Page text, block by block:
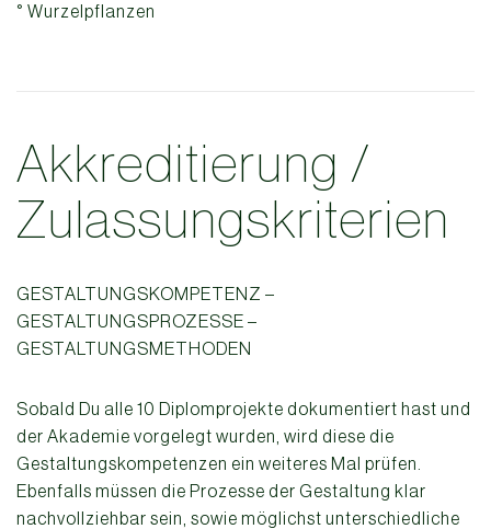
° Wurzelpflanzen
Akkreditierung /
Zulassungskriterien
GESTALTUNGSKOMPETENZ –
GESTALTUNGSPROZESSE –
GESTALTUNGSMETHODEN
Sobald Du alle 10 Diplomprojekte dokumentiert hast und
der Akademie vorgelegt wurden, wird diese die
Gestaltungskompetenzen ein weiteres Mal prüfen.
Ebenfalls müssen die Prozesse der Gestaltung klar
nachvollziehbar sein, sowie möglichst unterschiedliche